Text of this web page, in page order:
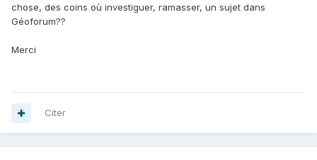
chose, des coins où investiguer, ramasser, un sujet dans
Géoforum??
Merci
Citer